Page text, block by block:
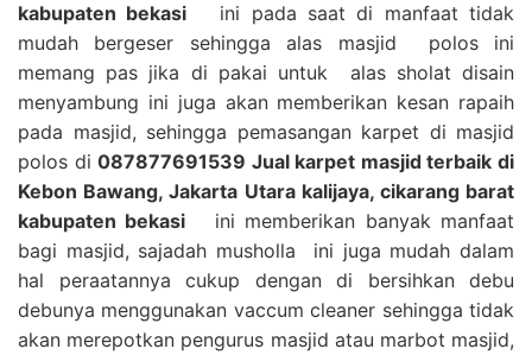
kabupaten bekasi ini pada saat di manfaat tidak
mudah bergeser sehingga alas masjid polos ini
memang pas jika di pakai untuk alas sholat disain
menyambung ini juga akan memberikan kesan rapaih
pada masjid, sehingga pemasangan karpet di masjid
polos di087877691539 Jual karpet masjid terbaik di
Kebon Bawang, Jakarta Utara kalijaya, cikarang barat
kabupaten bekasi ini memberikan banyak manfaat
bagi masjid, sajadah musholla ini juga mudah dalam
hal peraatannya cukup dengan di bersihkan debu
debunya menggunakan vaccum cleaner sehingga tidak
akan merepotkan pengurus masjid atau marbot masjid,